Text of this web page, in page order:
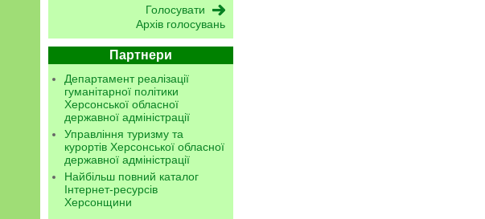
Архів голосувань
Партнери
Департамент реалізації
гуманітарної політики
Херсонської обласної
державної адміністрації
Управління туризму та
курортів Херсонської обласної
державної адміністрації
Найбільш повний каталог
Інтернет-ресурсів
Херсонщини